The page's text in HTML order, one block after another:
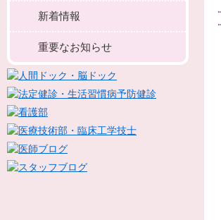
新着情報
重要なお知らせ